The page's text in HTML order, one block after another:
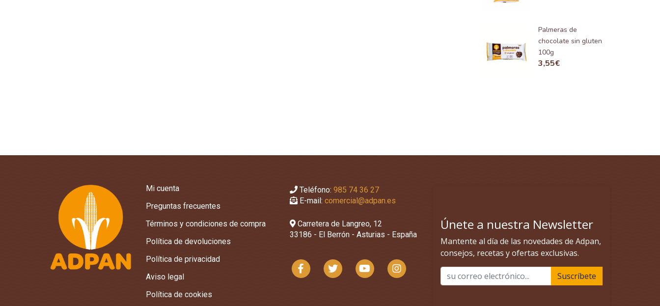
Palmeras de
chocolate sin gluten
100g
3,55€
Mi cuenta
Preguntas frecuentes
Términos y condiciones de compra
Política de devoluciones
Política de privacidad
Aviso legal
Política de cookies
Teléfono: 985 74 36 27
E-mail: comercial@adpan.es
Carretera de Langreo, 12
33186 - El Berrón - Asturias - España